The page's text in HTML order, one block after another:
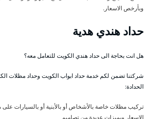
وبأرخص الاسعار.
حداد هندي هدية
هل انت بحاجة الى حداد هندي الكويت للتعامل معه؟
شركتنا تضمن لكم خدمة حداد ابواب الكويت وحداد مظلات
الحدادة:
تركيب مظلات خاصة بالأشخاص أو بالأبنية أو بالسيارات